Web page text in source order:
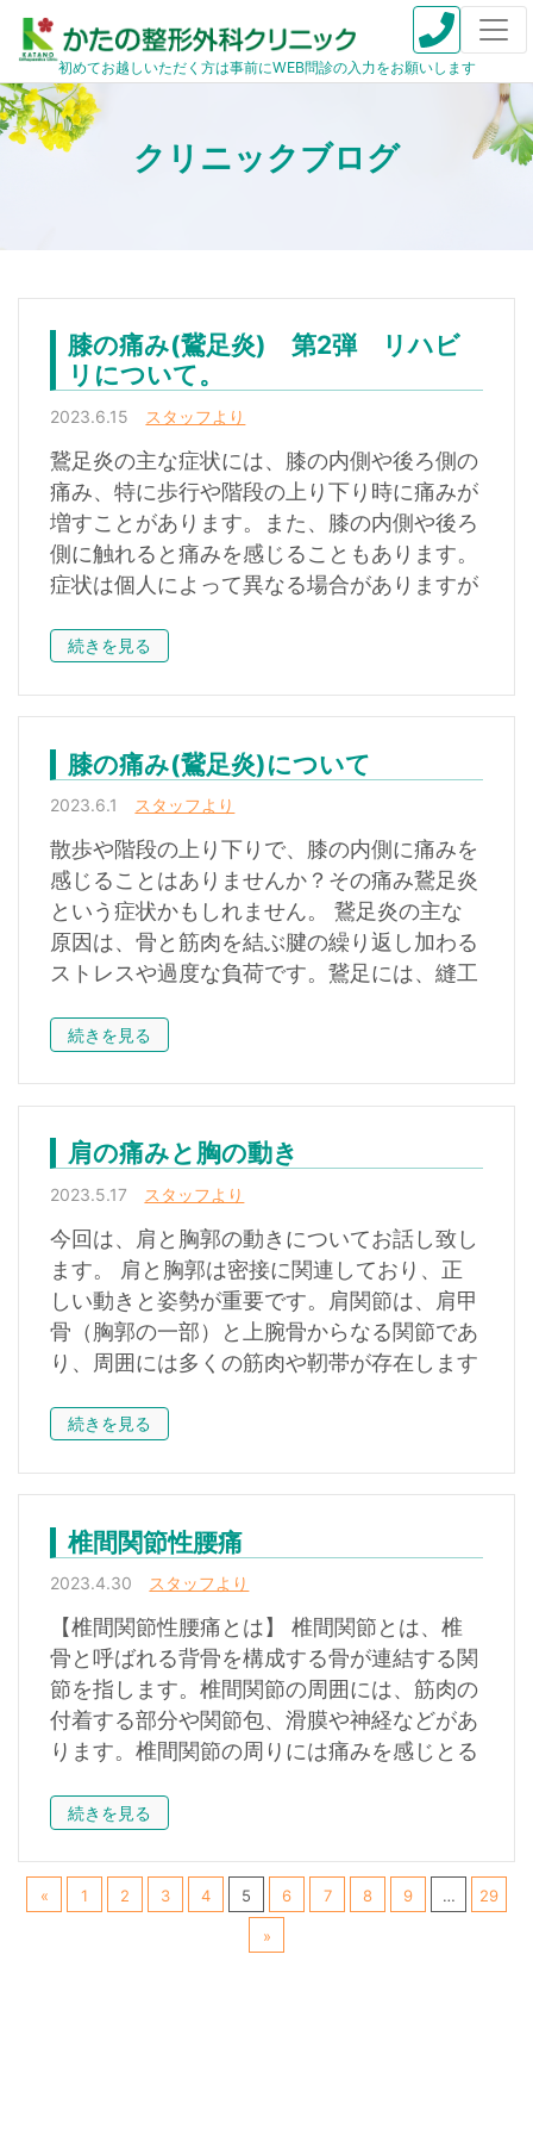
初めてお越しいただく方は事前にWEB問診の入力をお願いします
膝の痛み(鵞足炎) 第2弾 リハビ
リについて。
2023.6.15 スタッフより
鵞足炎の主な症状には、膝の内側や後ろ側の
痛み、特に歩行や階段の上り下り時に痛みが
増すことがあります。また、膝の内側や後ろ
側に触れると痛みを感じることもあります。
症状は個人によって異なる場合がありますが
続きを見る
膝の痛み(鵞足炎)について
2023.6.1 スタッフより
散歩や階段の上り下りで、膝の内側に痛みを
感じることはありませんか？その痛み鵞足炎
という症状かもしれません。 鵞足炎の主な
原因は、骨と筋肉を結ぶ腱の繰り返し加わる
ストレスや過度な負荷です。鵞足には、縫工
続きを見る
肩の痛みと胸の動き
2023.5.17 スタッフより
今回は、肩と胸郭の動きについてお話し致し
ます。 肩と胸郭は密接に関連しており、正
しい動きと姿勢が重要です。肩関節は、肩甲
骨（胸郭の一部）と上腕骨からなる関節であ
り、周囲には多くの筋肉や靭帯が存在します
続きを見る
椎間関節性腰痛
2023.4.30 スタッフより
【椎間関節性腰痛とは】 椎間関節とは、椎
骨と呼ばれる背骨を構成する骨が連結する関
節を指します。椎間関節の周囲には、筋肉の
付着する部分や関節包、滑膜や神経などがあ
ります。椎間関節の周りには痛みを感じとる
続きを見る
« 1 2 3 4 5 6 7 8 9 … 29
»